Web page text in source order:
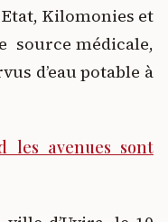
Kilomonies et
source médicale,
d’eau potable à
les avenues sont